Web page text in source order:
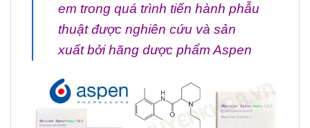
em trong quá trình tiến hành phẫu
thuật được nghiên cứu và sản
xuất bởi hãng dược phẩm Aspen